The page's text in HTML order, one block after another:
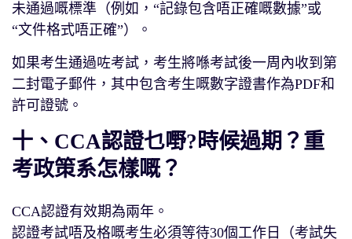
未通過嘅標準（例如，“記錄包含唔正確嘅數據”或
“文件格式唔正確”）。
如果考生通過咗考試，考生將喺考試後一周內收到第
二封電子郵件，其中包含考生嘅數字證書作為PDF和
許可證號。
十、CCA認證乜嘢?時候過期？重
考政策系怎樣嘅？
CCA認證有效期為兩年。
認證考試唔及格嘅考生必須等待30個工作日（考試失